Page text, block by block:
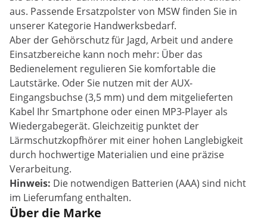
aus. Passende Ersatzpolster von MSW finden Sie in
unserer Kategorie Handwerksbedarf.
Aber der Gehörschutz für Jagd, Arbeit und andere
Einsatzbereiche kann noch mehr: Über das
Bedienelement regulieren Sie komfortable die
Lautstärke. Oder Sie nutzen mit der AUX-
Eingangsbuchse (3,5 mm) und dem mitgelieferten
Kabel Ihr Smartphone oder einen MP3-Player als
Wiedergabegerät. Gleichzeitig punktet der
Lärmschutzkopfhörer mit einer hohen Langlebigkeit
durch hochwertige Materialien und eine präzise
Verarbeitung.
Hinweis: Die notwendigen Batterien (AAA) sind nicht
im Lieferumfang enthalten.
Über die Marke